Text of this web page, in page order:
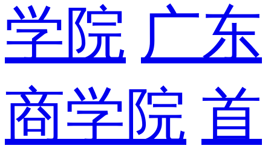
学院 广东
商学院 首